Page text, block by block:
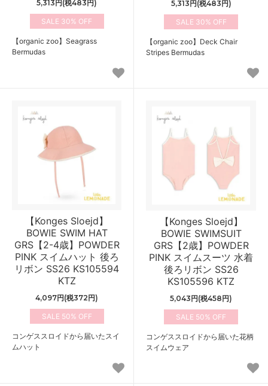
5,313円(税483円)
30%
【organic zoo】Seagrass
Bermudas
5,313円(税483円)
30%
【organic zoo】Deck Chair
Stripes Bermudas
【Konges Sloejd】
BOWIE SWIM HAT
GRS【2-4歳】POWDER
PINK スイムハット 後ろ
リボン SS26 KS105594
KTZ
4,097円(税372円)
50%
コンゲススロイドから届いたスイ
ムハット
【Konges Sloejd】
BOWIE SWIMSUIT
GRS【2歳】POWDER
PINK スイムスーツ 水着
後ろリボン SS26
KS105596 KTZ
5,043円(税458円)
50%
コンゲススロイドから届いた花柄
スイムウェア